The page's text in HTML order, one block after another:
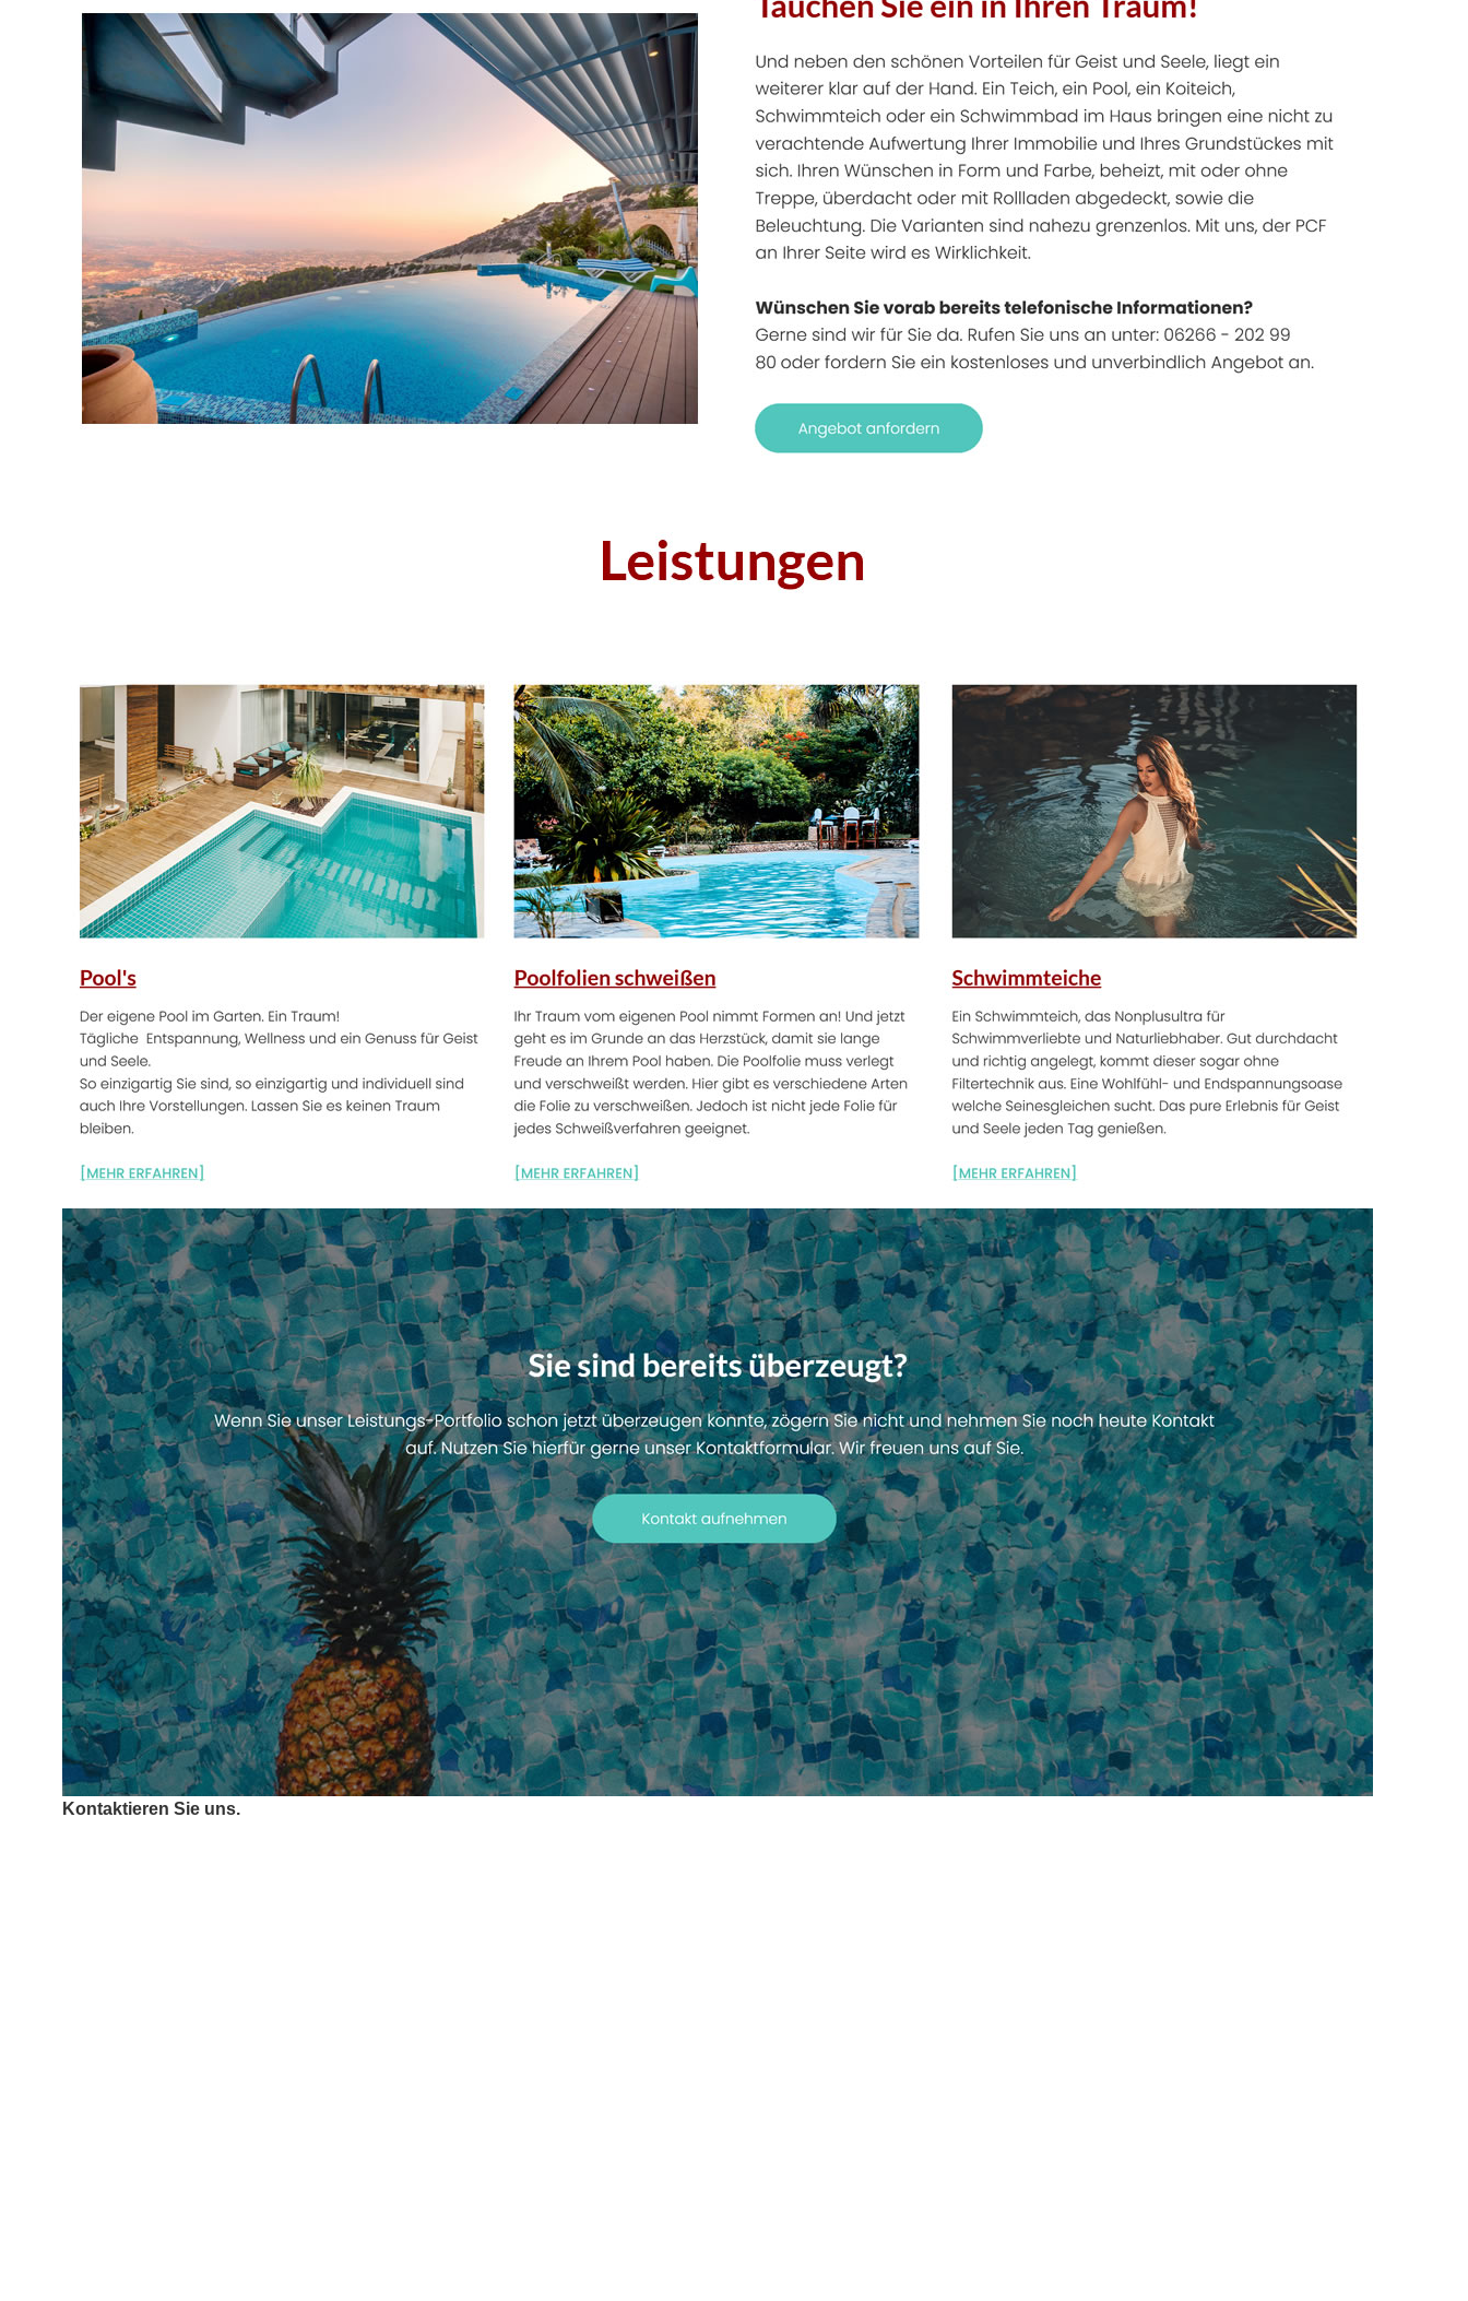
Kontaktieren Sie uns.